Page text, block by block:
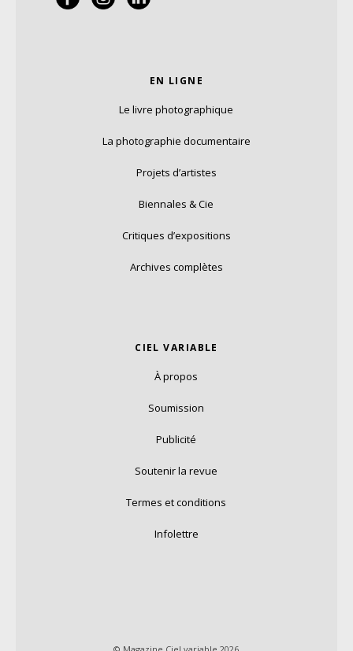
EN LIGNE
Le livre photographique
La photographie documentaire
Projets d’artistes
Biennales & Cie
Critiques d’expositions
Archives complètes
CIEL VARIABLE
À propos
Soumission
Publicité
Soutenir la revue
Termes et conditions
Infolettre